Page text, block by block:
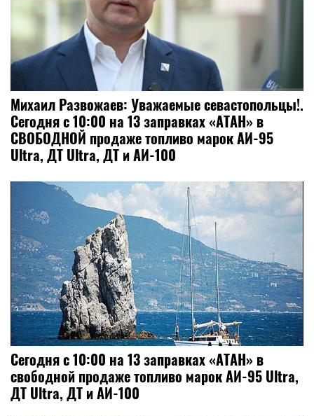
Михаил Развожаев: Уважаемые севастопольцы!.
Сегодня с 10:00 на 13 заправках «АТАН» в
СВОБОДНОЙ продаже топливо марок АИ-95
Ultra, ДТ Ultra, ДТ и АИ-100
Сегодня с 10:00 на 13 заправках «АТАН» в
свободной продаже топливо марок АИ-95 Ultra,
ДТ Ultra, ДТ и АИ-100